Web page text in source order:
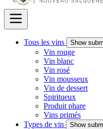
Tous les vins Show
Vin rouge
Vin blanc
Vin rosé
Vin mousseux
Vin de dessert
Spiritueux
Produit phare
Vins primés
Types de vin
Show